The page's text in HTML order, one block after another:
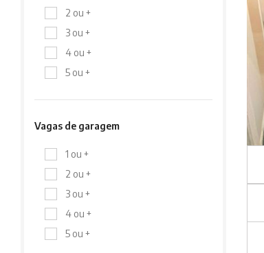
2 ou +
3 ou +
4 ou +
5 ou +
Vagas de garagem
1 ou +
2 ou +
3 ou +
4 ou +
5 ou +